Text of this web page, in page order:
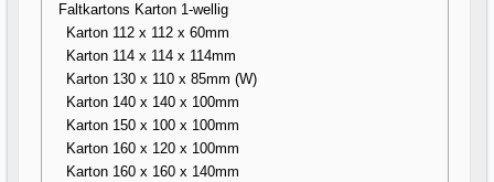
Faltkartons Karton 1-wellig
Karton 112 x 112 x 60mm
Karton 114 x 114 x 114mm
Karton 130 x 110 x 85mm (W)
Karton 140 x 140 x 100mm
Karton 150 x 100 x 100mm
Karton 160 x 120 x 100mm
Karton 160 x 160 x 140mm